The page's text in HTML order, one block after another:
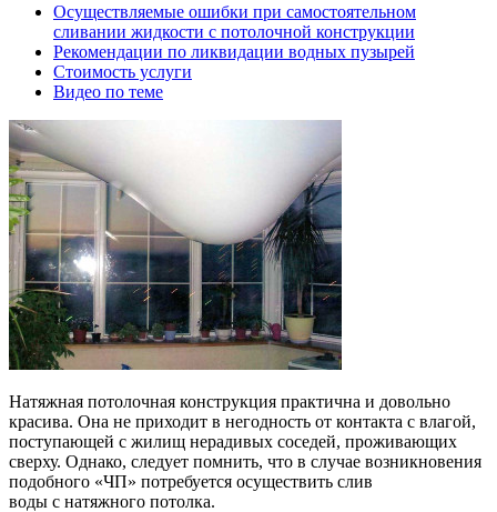
Осуществляемые ошибки при самостоятельном
сливании жидкости с потолочной конструкции
Рекомендации по ликвидации водных пузырей
Стоимость услуги
Видео по теме
Натяжная потолочная конструкция практична и довольно
красива. Она не приходит в негодность от контакта с влагой,
поступающей с жилищ нерадивых соседей, проживающих
сверху. Однако, следует помнить, что в случае возникновения
подобного «ЧП» потребуется осуществить слив
воды с натяжного потолка.